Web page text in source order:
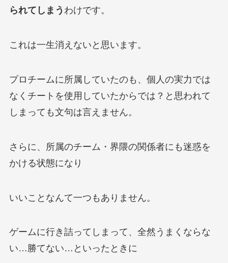
られてしまう わけです。
これは一生消えないと思います。
プロチームに所属していたのも、個人の実力では
なくチートを使用していたからでは？と思われて
しまっても文句は言えません。
さらに、所属のチーム・界隈の関係者にも迷惑を
かける状態になり
いいことなんて一つもありません。
ゲームに行き詰ってしまって、全然うまくならな
い…勝てない…といったときに